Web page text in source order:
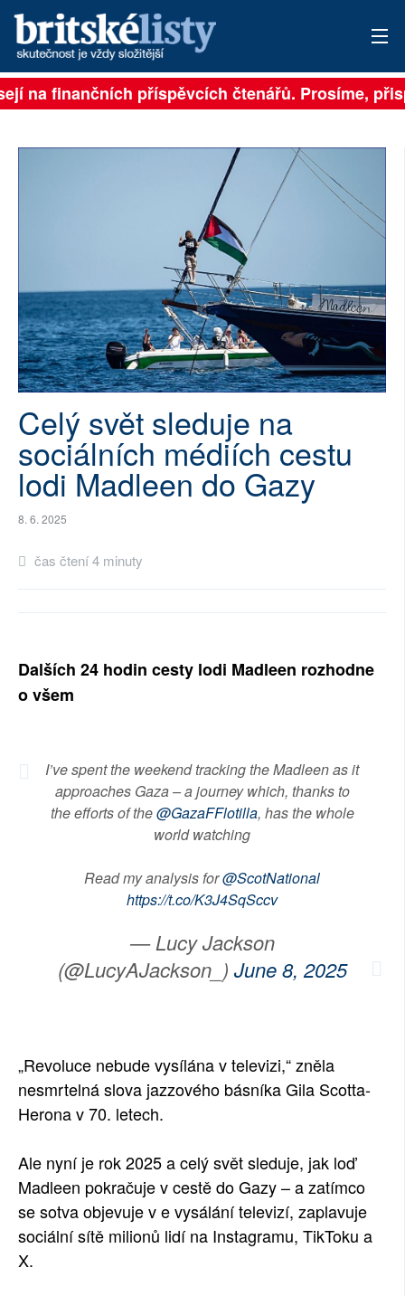
PŘIHLÁSIT
NEJČTENĚJŠÍ ZA 7 DNÍ
AUTOŘI
PŘÍSPĚVKY NA PROVOZ
SOCIÁLNÍ SÍTĚ
RUBRIKY
PLNÁ VERZE STRÁNEK
na finančních příspěvcích čtenářů. Prosíme,
Celý svět sleduje na
sociálních médiích cestu
lodi Madleen do Gazy
8. 6. 2025
čas čtení 4 minuty
Dalších 24 hodin cesty lodi Madleen rozhodne
o všem
I’ve spent the weekend tracking the Madleen as it
approaches Gaza – a journey which, thanks to
the efforts of the@GazaFFlotilla, has the whole
world watching
Read my analysis for@ScotNational
https://t.co/K3J4SqSccv
— Lucy Jackson
(@LucyAJackson_) June 8, 2025
„Revoluce nebude vysílána v televizi,“ zněla
nesmrtelná slova jazzového básníka Gila Scotta-
Herona v 70. letech.
Ale nyní je rok 2025 a celý svět sleduje, jak loď
Madleen pokračuje v cestě do Gazy – a zatímco
se sotva objevuje v e vysálání televizí, zaplavuje
sociální sítě milionů lidí na Instagramu, TikToku a
X.